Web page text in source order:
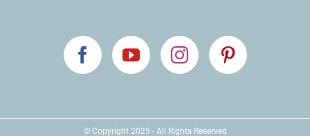
© Copyright 2025 - All Rights Reserved